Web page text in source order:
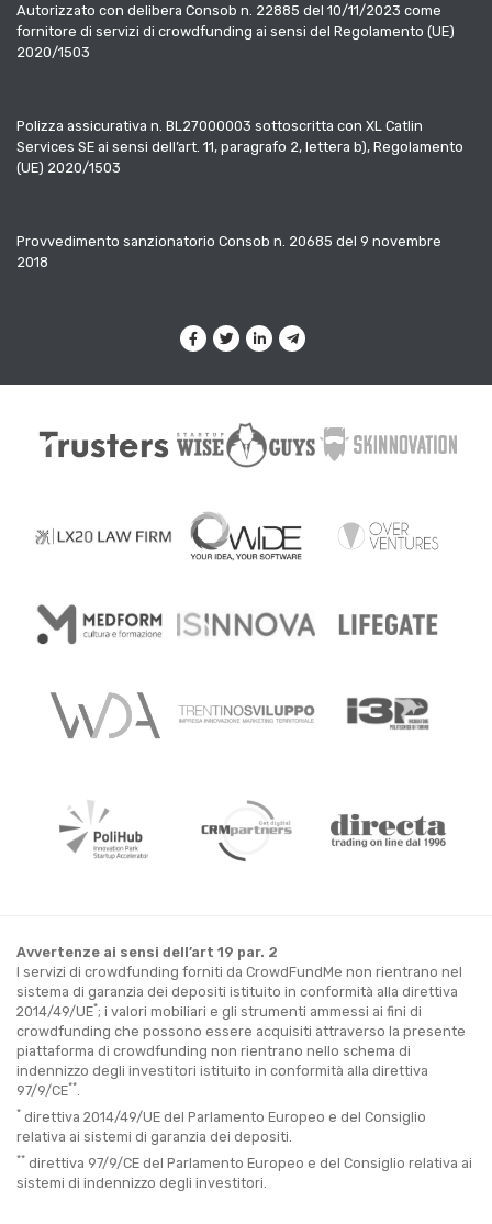
Autorizzato con delibera Consob n. 22885 del 10/11/2023 come
fornitore di servizi di crowdfunding ai sensi del Regolamento (UE)
2020/1503
Polizza assicurativa n. BL27000003 sottoscritta con XL Catlin
Services SE ai sensi dell’art. 11, paragrafo 2, lettera b), Regolamento
(UE) 2020/1503
Provvedimento sanzionatorio Consob n. 20685 del 9 novembre
2018
Avvertenze ai sensi dell’art 19 par. 2
I servizi di crowdfunding forniti da CrowdFundMe non rientrano nel
sistema di garanzia dei depositi istituito in conformità alla direttiva
2014/49/UE*; i valori mobiliari e gli strumenti ammessi ai fini di
crowdfunding che possono essere acquisiti attraverso la presente
piattaforma di crowdfunding non rientrano nello schema di
indennizzo degli investitori istituito in conformità alla direttiva
97/9/CE**
* direttiva 2014/49/UE del Parlamento Europeo e del Consiglio
relativa ai sistemi di garanzia dei depositi.
** direttiva 97/9/CE del Parlamento Europeo e del Consiglio relativa ai
sistemi di indennizzo degli investitori.